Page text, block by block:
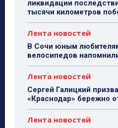
ликвидации
тысячи километров
Лента новостей
В Сочи юным
велосипедов
Лента новостей
Сергей Галицкий
«Краснодар» бережно
Лента новостей